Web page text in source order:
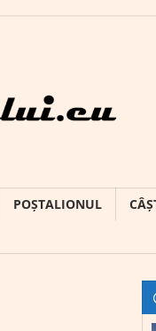
POȘTALIONUL